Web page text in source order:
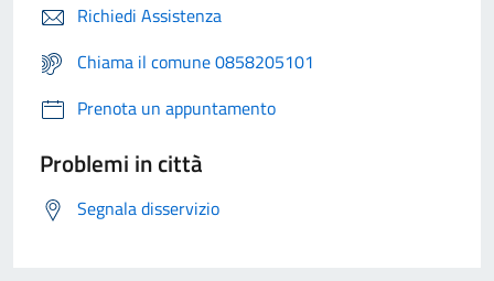
Richiedi Assistenza
Chiama il comune 0858205101
Prenota un appuntamento
Problemi in città
Segnala disservizio